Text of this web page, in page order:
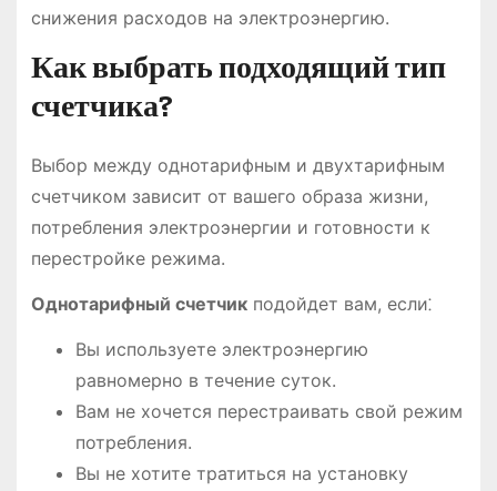
снижения расходов на электроэнергию.
Как выбрать подходящий тип
счетчика?
Выбор между однотарифным и двухтарифным
счетчиком зависит от вашего образа жизни,
потребления электроэнергии и готовности к
перестройке режима.
Однотарифный счетчикподойдет вам, если⁚
Вы используете электроэнергию
равномерно в течение суток.
Вам не хочется перестраивать свой режим
потребления.
Вы не хотите тратиться на установку